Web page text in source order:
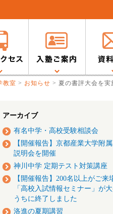
教室 > お知らせ > 夏の書評大会を実
アーカイブ
有名中学・高校受験相談会
【開催報告】京都産業大学附
説明会を開催
神川中学 定期テスト対策講座
【開催報告】200名以上がご来
「高校入試情報セミナー」が
うちに終了しました
洛進の夏期講習